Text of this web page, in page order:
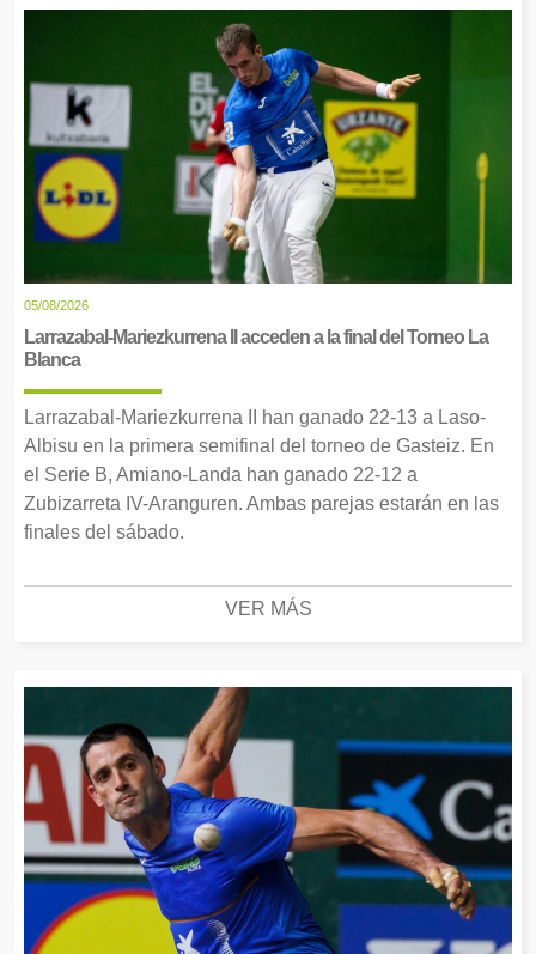
05/08/2026
Larrazabal-Mariezkurrena II acceden a la final del Torneo La
Blanca
Larrazabal-Mariezkurrena II han ganado 22-13 a Laso-
Albisu en la primera semifinal del torneo de Gasteiz. En
el Serie B, Amiano-Landa han ganado 22-12 a
Zubizarreta IV-Aranguren. Ambas parejas estarán en las
finales del sábado.
VER MÁS